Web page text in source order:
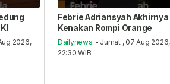
2026,
Febrie Adriansyah Akhirnya
Kenakan Rompi Orange
Dailynews - Jumat , 07 Aug 2026,
22:30 WIB